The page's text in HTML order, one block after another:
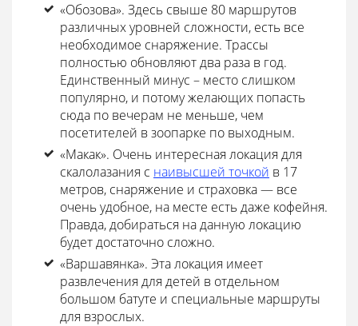
«Обозова». Здесь свыше 80 маршрутов
различных уровней сложности, есть все
необходимое снаряжение. Трассы
полностью обновляют два раза в год.
Единственный минус – место слишком
популярно, и потому желающих попасть
сюда по вечерам не меньше, чем
посетителей в зоопарке по выходным.
«Макак». Очень интересная локация для
скалолазания с наивысшей точкой в 17
метров, снаряжение и страховка — все
очень удобное, на месте есть даже кофейня.
Правда, добираться на данную локацию
будет достаточно сложно.
«Варшавянка». Эта локация имеет
развлечения для детей в отдельном
большом батуте и специальные маршруты
для взрослых.